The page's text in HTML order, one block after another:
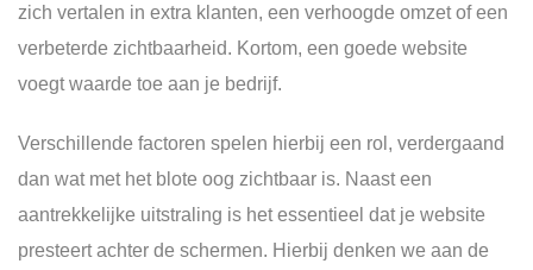
zich vertalen in extra klanten, een verhoogde omzet of een
verbeterde zichtbaarheid. Kortom, een goede website
voegt waarde toe aan je bedrijf.
Verschillende factoren spelen hierbij een rol, verdergaand
dan wat met het blote oog zichtbaar is. Naast een
aantrekkelijke uitstraling is het essentieel dat je website
presteert achter de schermen. Hierbij denken we aan de